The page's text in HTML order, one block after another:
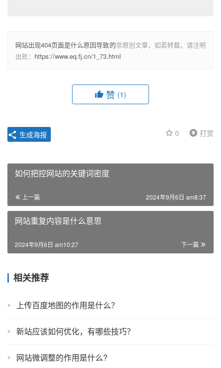
网站出现404页面是什么原因导致的非原创文章，如若转载，请注明
出处： https://www.eq.fj.cn/1_73.html
赞 (1)
0 打赏
生成海报
如何把控网站的关键词密度
上一篇 2024年9月6日 am8:37
网站重复内容是什么意思
下一篇
2024年9月6日 am10:27
相关推荐
上传百度地图的作用是什么？
新站应该如何优化，有哪些技巧？
网站微调整的作用是什么?